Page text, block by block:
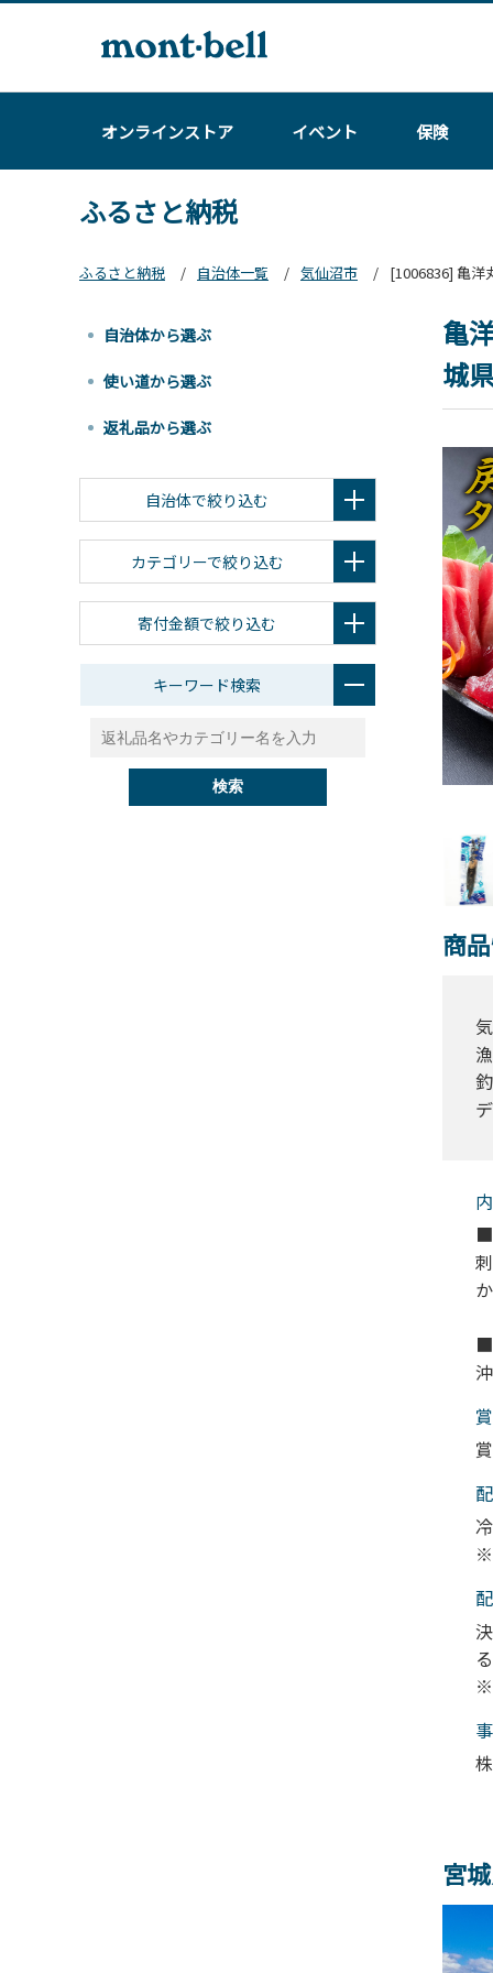
オンラインストア イベント 保険
ふるさと納税
ふるさと納税 自治体一覧 気仙沼市 [1006836] 亀洋
亀
城
商
■
■
※
※
宮
自治体から選ぶ
使い道から選ぶ
返礼品から選ぶ
自治体で絞り込む
カテゴリーで絞り込む
寄付金額で絞り込む
キーワード検索
検索